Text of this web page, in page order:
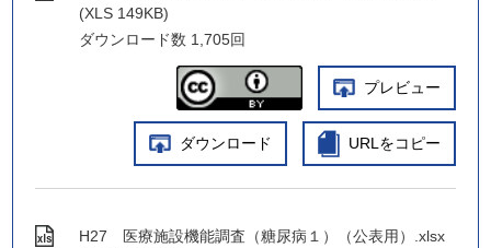
(XLS 149KB)
ダウンロード数 1,705回
プレビュー
ダウンロード URLをコピー
H27 医療施設機能調査（糖尿病１）（公表用）.xlsx